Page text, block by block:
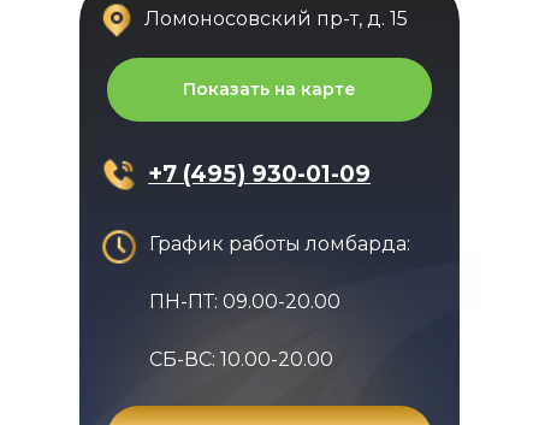
Ломоносовский пр-т, д. 15
Показать на карте
График работы ломбарда:
ПН-ПТ: 09.00-20.00
СБ-ВС: 10.00-20.00
+7 (495) 930-01-09